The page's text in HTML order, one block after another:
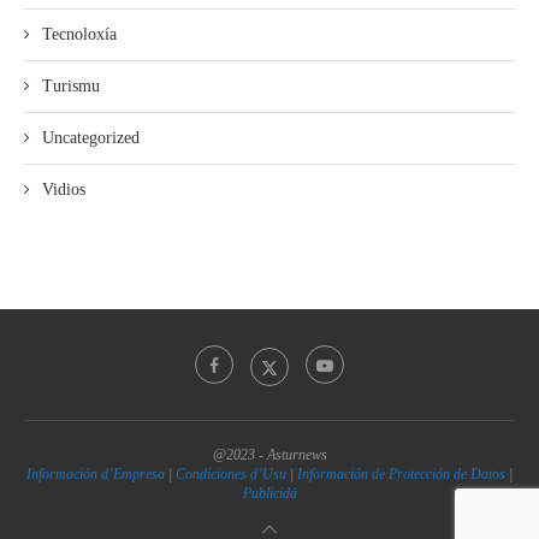
Tecnoloxía
Turismu
Uncategorized
Vidios
@2023 - Asturnews
Información d’Empresa | Condiciones d’Usu | Información de Protección de Datos |
Publicidá